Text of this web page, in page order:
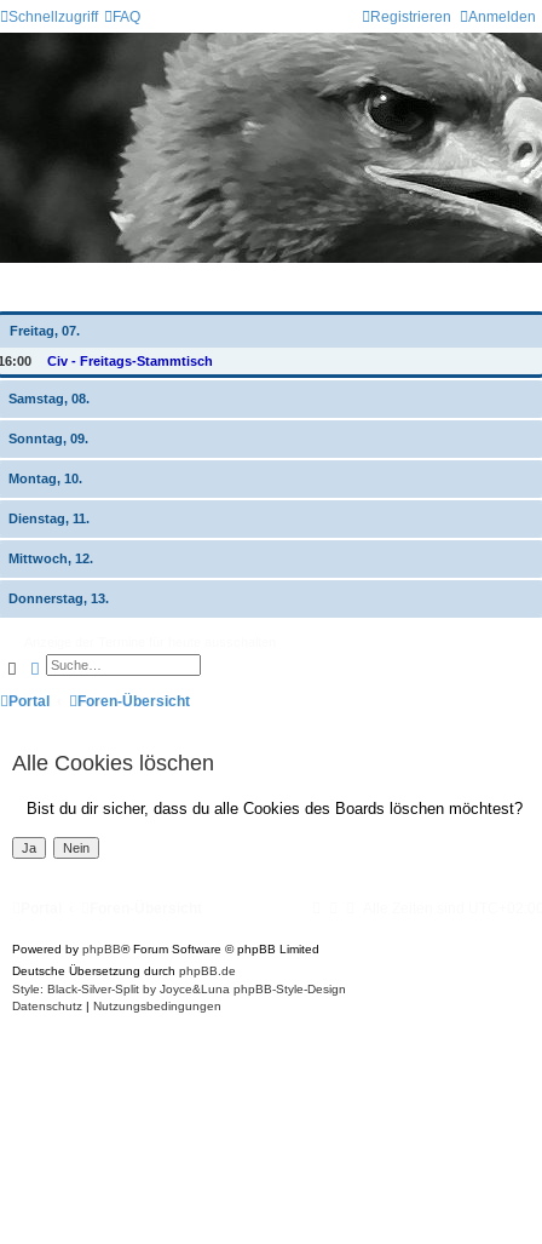
Schnellzugriff FAQ Anmelden
Registrieren
Freitag, 07.
Civ - Freitags-Stammtisch
Samstag, 08.
Sonntag, 09.
Montag, 10.
Dienstag, 11.
Mittwoch, 12.
Donnerstag, 13.
SucheErweiterte Suche
Portal Foren-Übersicht
Alle Cookies löschen
Bist du dir sicher, dass du alle Cookies des Boards löschen möchtest?
Powered by phpBB® Forum Software © phpBB Limited
Deutsche Übersetzung durch phpBB.de
Style: Black-Silver-Split by Joyce&Luna phpBB-Style-Design
Datenschutz | Nutzungsbedingungen